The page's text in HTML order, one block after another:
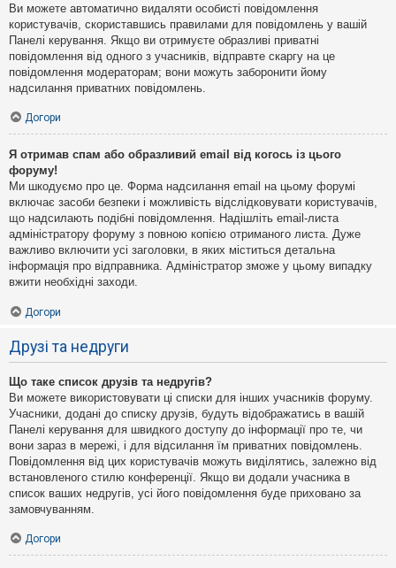
Ви можете автоматично видаляти особисті повідомлення
користувачів, скориставшись правилами для повідомлень у вашій
Панелі керування. Якщо ви отримуєте образливі приватні
повідомлення від одного з учасників, відправте скаргу на це
повідомлення модераторам; вони можуть заборонити йому
надсилання приватних повідомлень.
Догори
Я отримав спам або образливий email від когось із цього
форуму!
Ми шкодуємо про це. Форма надсилання email на цьому форумі
включає засоби безпеки і можливість відслідковувати користувачів,
що надсилають подібні повідомлення. Надішліть email-листа
адміністратору форуму з повною копією отриманого листа. Дуже
важливо включити усі заголовки, в яких міститься детальна
інформація про відправника. Адміністратор зможе у цьому випадку
вжити необхідні заходи.
Догори
Друзі та недруги
Що таке список друзів та недругів?
Ви можете використовувати ці списки для інших учасників форуму.
Учасники, додані до списку друзів, будуть відображатись в вашій
Панелі керування для швидкого доступу до інформації про те, чи
вони зараз в мережі, і для відсилання їм приватних повідомлень.
Повідомлення від цих користувачів можуть виділятись, залежно від
встановленого стилю конференції. Якщо ви додали учасника в
список ваших недругів, усі його повідомлення буде приховано за
замовчуванням.
Догори